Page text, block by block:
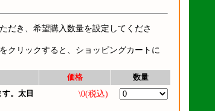
だき、希望購入数量を設定してくださ
をクリックすると、ショッピングカートに
価格 数量
。太目
\0(税込)